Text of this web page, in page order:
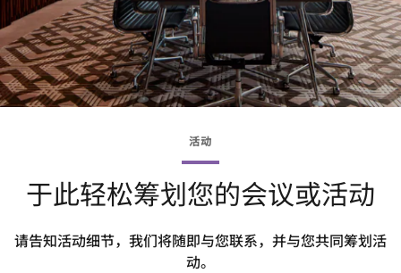
活动
于此轻松筹划您的会议或活动
请告知活动细节，我们将随即与您联系，并与您共同筹划活
动。